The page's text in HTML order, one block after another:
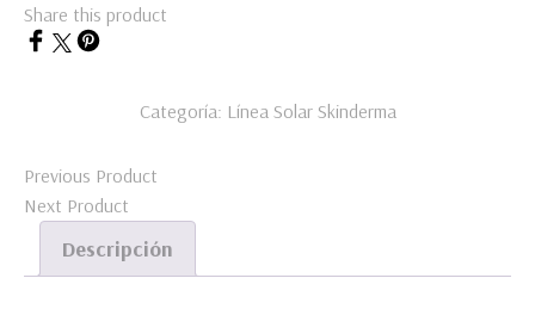
Share this product
Categoría: Línea Solar Skinderma
Previous Product
Next Product
Descripción